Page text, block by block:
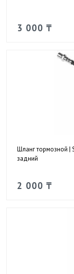
3 000 ₸
Шланг тормозной |
задний
2 000 ₸